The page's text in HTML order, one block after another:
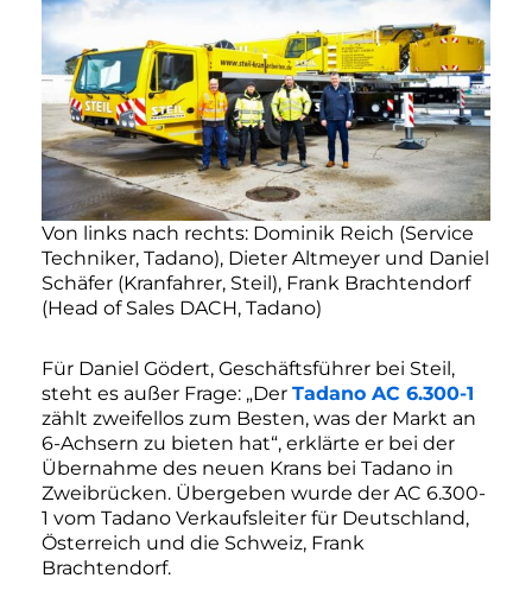
Von links nach rechts: Dominik Reich (Service
Techniker, Tadano), Dieter Altmeyer und Daniel
Schäfer (Kranfahrer, Steil), Frank Brachtendorf
(Head of Sales DACH, Tadano)
Für Daniel Gödert, Geschäftsführer bei Steil,
steht es außer Frage: „Der Tadano AC 6.300-1
zählt zweifellos zum Besten, was der Markt an
6-Achsern zu bieten hat“, erklärte er bei der
Übernahme des neuen Krans bei Tadano in
Zweibrücken. Übergeben wurde der AC 6.300-
1 vom Tadano Verkaufsleiter für Deutschland,
Österreich und die Schweiz, Frank
Brachtendorf.